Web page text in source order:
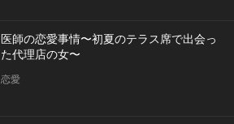
医師の恋愛事情〜初夏のテラス席で出会っ
た代理店の女〜
恋愛